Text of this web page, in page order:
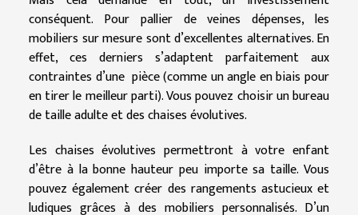
conséquent. Pour pallier de veines dépenses, les
mobiliers sur mesure sont d’excellentes alternatives. En
effet, ces derniers s’adaptent parfaitement aux
contraintes d’une pièce (comme un angle en biais pour
en tirer le meilleur parti). Vous pouvez choisir un bureau
de taille adulte et des chaises évolutives.
Les chaises évolutives permettront à votre enfant
d’être à la bonne hauteur peu importe sa taille. Vous
pouvez également créer des rangements astucieux et
ludiques grâces à des mobiliers personnalisés. D’un